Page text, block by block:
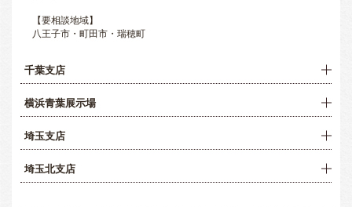
【要相談地域】
八王子市・町田市・瑞穂町
千葉支店
横浜青葉展示場
埼玉支店
埼玉北支店